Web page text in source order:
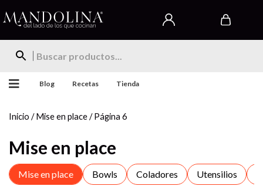
Blog Recetas Tienda
Inicio /Mise en place/ Página 6
Mise en place
Mise en place Bowls Coladores Utensilios